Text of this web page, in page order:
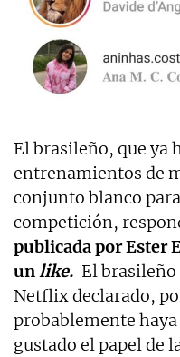
El brasileño, que ya
entrenamientos de
conjunto blanco
competición,
publicada por Ester
unlike. El brasileño
Netflix declarado,
probablemente haya
gustado el papel de